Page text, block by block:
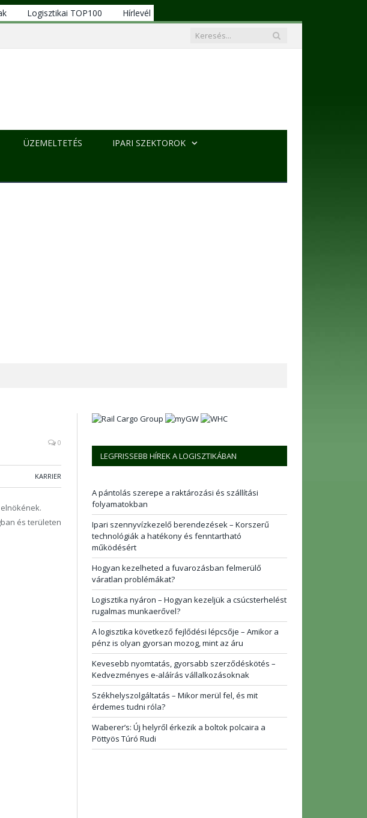
Logisztikai TOP100
Hírlevél
ÜZEMELTETÉS IPARI SZEKTOROK
0
KARRIER
és területen
LEGFRISSEBB HÍREK A LOGISZTIKÁBAN
A pántolás szerepe a raktározási és szállítási
folyamatokban
Ipari szennyvízkezelő berendezések – Korszerű
technológiák a hatékony és fenntartható
működésért
Hogyan kezelheted a fuvarozásban felmerülő
váratlan problémákat?
Logisztika nyáron – Hogyan kezeljük a csúcsterhelést
rugalmas munkaerővel?
A logisztika következő fejlődési lépcsője – Amikor a
pénz is olyan gyorsan mozog, mint az áru
Kevesebb nyomtatás, gyorsabb szerződéskötés –
Kedvezményes e-aláírás vállalkozásoknak
Székhelyszolgáltatás – Mikor merül fel, és mit
érdemes tudni róla?
Waberer’s: Új helyről érkezik a boltok polcaira a
Pöttyös Túró Rudi